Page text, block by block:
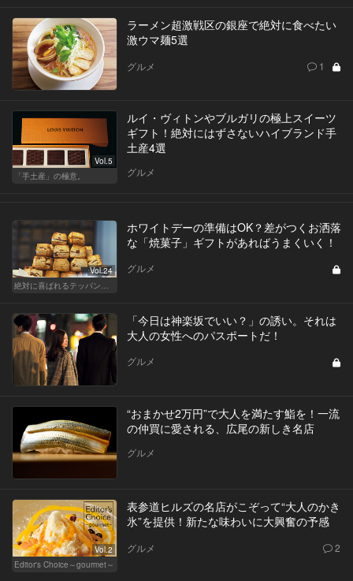
ラーメン超激戦区の銀座で絶対に食べたい
激ウマ麺5選
グルメ 1
Vol.5
「手土産」の極意。
ルイ・ヴィトンやブルガリの極上スイーツ
ギフト！絶対にはずさないハイブランド手
土産4選
グルメ
Vol.24
絶対に喜ばれるテッパン手土産
ホワイトデーの準備はOK？差がつくお洒落
な「焼菓子」ギフトがあればうまくいく！
グルメ
「今日は神楽坂でいい？」の誘い。それは
大人の女性へのパスポートだ！
グルメ
“おまかせ2万円”で大人を満たす鮨を！一流
の仲買に愛される、広尾の新しき名店
グルメ
Vol.2
Editor's Choice～gourmet～
表参道ヒルズの名店がこぞって“大人のかき
氷”を提供！新たな味わいに大興奮の予感
グルメ 2